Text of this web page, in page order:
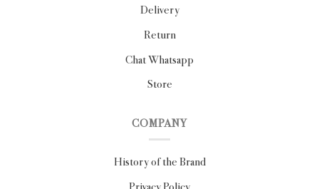
Delivery
Return
Chat Whatsapp
Store
COMPANY
History of the Brand
Privacy Policy